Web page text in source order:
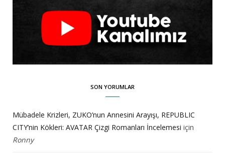
SON YORUMLAR
Mübadele Krizleri, ZUKO’nun Annesini Arayışı, REPUBLIC
CITY’nin Kökleri: AVATAR Çizgi Romanları İncelemesi için
Ronny